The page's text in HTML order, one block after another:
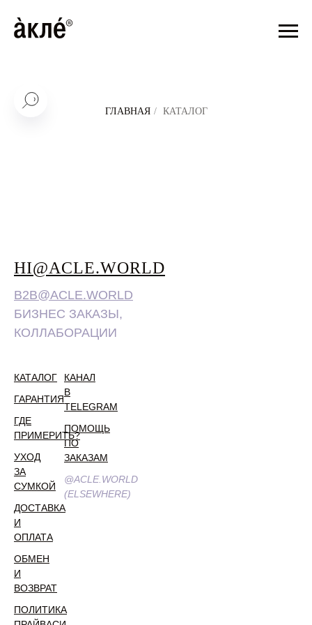
ГЛАВНАЯ / КАТАЛОГ
АРТИКУЛ:
СМОТРЕТЬ ТАКЖЕ
HI@ACLE.WORLD
B2B@ACLE.WORLD
БИЗНЕС ЗАКАЗЫ,
КОЛЛАБОРАЦИИ
КАТАЛОГ
ГАРАНТИЯ
ГДЕ
ПРИМЕРИТЬ?
УХОД
ЗА
СУМКОЙ
ДОСТАВКА
И
ОПЛАТА
ОБМЕН
И
ВОЗВРАТ
ПОЛИТИКА
КАНАЛ
В
TELEGRAM
ПОМОЩЬ
ПО
ЗАКАЗАМ
@ACLE.WORLD
(ELSEWHERE)